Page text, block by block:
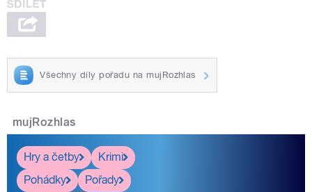
Všechny díly pořadu na mujRozhlas
mujRozhlas
Hry a četby
Krimi
Pohádky
Pořady